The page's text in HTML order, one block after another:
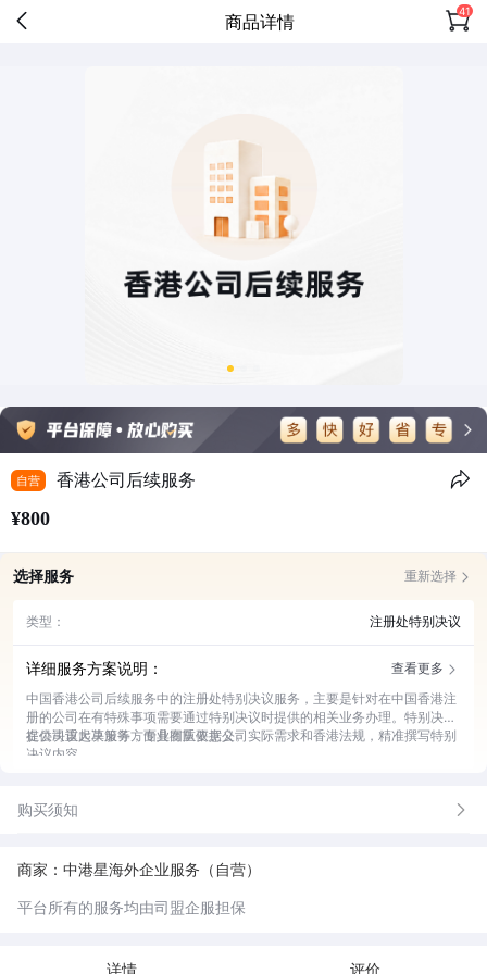
商品详情 41
自营 香港公司后续服务
¥800
选择服务 重新选择
类型： 注册处特别决议
详细服务方案说明：
查看更多
中国香港公司后续服务中的注册处特别决议服务，主要是针对在中国香港注
册的公司在有特殊事项需要通过特别决议时提供的相关业务办理。特别决议
在公司重大决策等方面具有重要意义。
提供决议起草服务，专业团队依据公司实际需求和香港法规，精准撰写特别
决议内容。
负责提交申报事宜，高效将特别决议提交至香港公司注册处，跟进审批进
购买须知
商家：中港星海外企业服务（自营）
平台所有的服务均由司盟企服担保
详情 评价